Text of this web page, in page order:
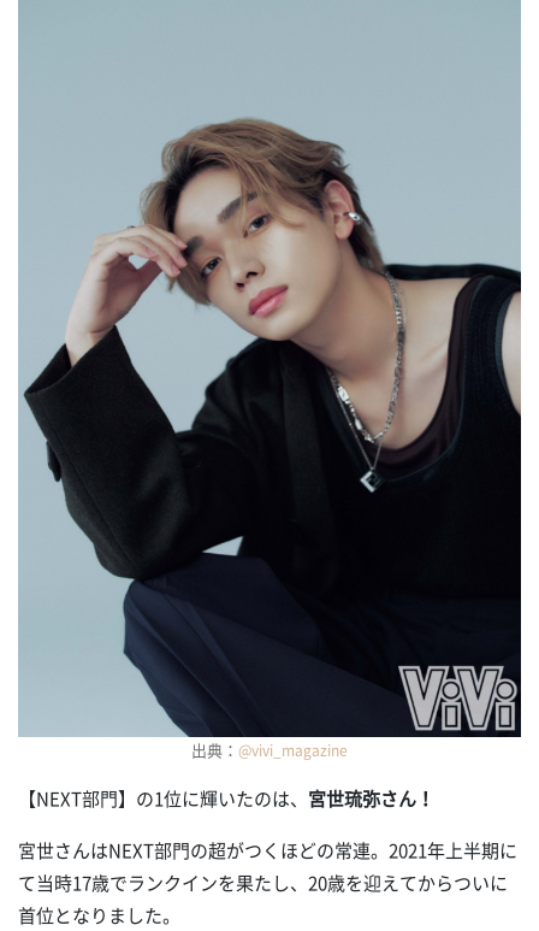
出典： @vivi_magazine
【NEXT部門】の1位に輝いたのは、 宮世琉弥さん！
宮世さんはNEXT部門の超がつくほどの常連。2021年上半期に
て当時17歳でランクインを果たし、20歳を迎えてからついに
首位となりました。